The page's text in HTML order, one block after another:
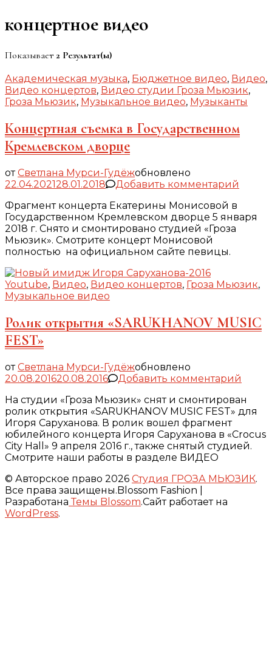
концертное видео
Показывает 2 Результат(ы)
Академическая музыка, Бюджетное видео, Видео,
Видео концертов, Видео студии Гроза Мьюзик,
Гроза Мьюзик, Музыкальное видео, Музыканты
Концертная съемка в Государственном
Кремлевском дворце
отСветлана Мурси-Гудёжобновлено
22.04.202128.01.2018 Добавить комментарий
Фрагмент концерта Екатерины Монисовой в
Государственном Кремлевском дворце 5 января
2018 г. Снято и смонтировано студией «Гроза
Мьюзик». Смотрите концерт Монисовой
полностью на официальном сайте певицы.
Youtube, Видео, Видео концертов, Гроза Мьюзик,
Музыкальное видео
Ролик открытия «SARUKHANOV MUSIC
FEST»
отСветлана Мурси-Гудёжобновлено
20.08.201620.08.2016 Добавить комментарий
FEST»
На студии «Гроза Мьюзик» снят и смонтирован
ролик открытия «SARUKHANOV MUSIC FEST» для
Игоря Саруханова. В ролик вошел фрагмент
юбилейного концерта Игоря Саруханова в «Crocus
City Hall» 9 апреля 2016 г., также снятый студией.
Смотрите наши работы в разделе ВИДЕО
© Авторское право 2026 Студия ГРОЗА МЬЮЗИК.
Все права защищены.Blossom Fashion |
Разработана Темы Blossom.Сайт работает на
WordPress.